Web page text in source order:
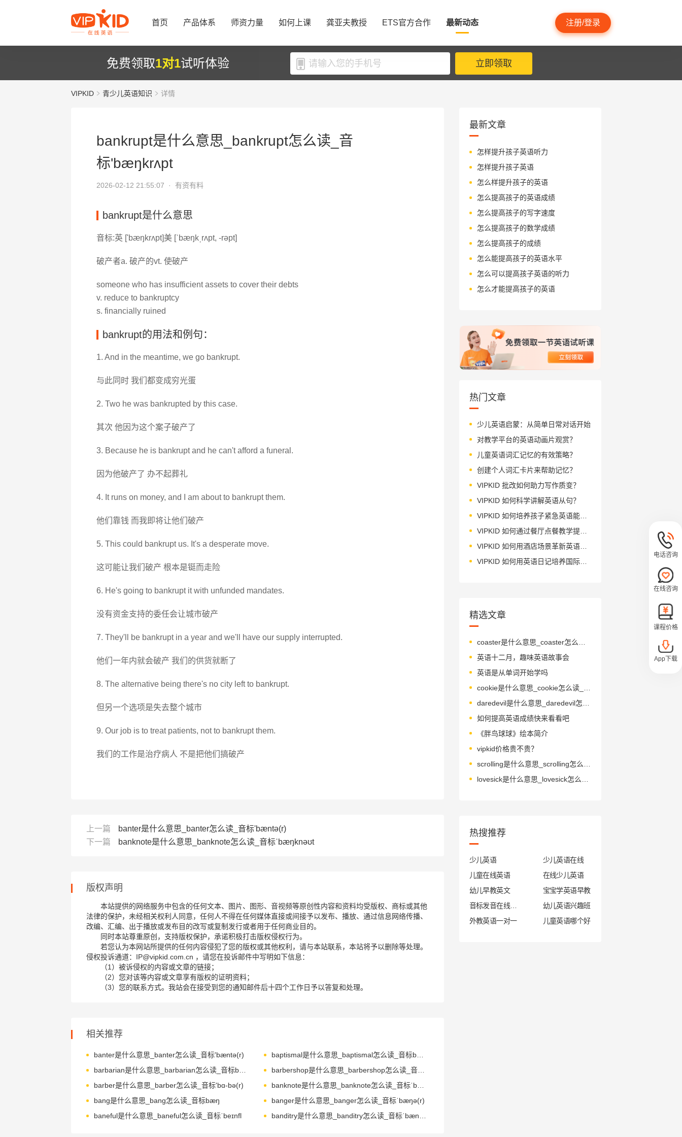
首页 产品体系 师资力量 如何上课 龚亚夫教授 ETS官方合作 最新动态 注册/登录
免费领取1对1试听体验 立即领取
VIPKID 青少儿英语知识 详情
bankrupt是什么意思_bankrupt怎么读_音
标'bæŋkrʌpt
2026-02-12 21:55:07 · 有资有料
bankrupt是什么意思
音标:英 ['bæŋkrʌpt]美 [ˈbæŋkˌrʌpt, -rəpt]
破产者a. 破产的vt. 使破产
someone who has insufficient assets to cover their debts
v. reduce to bankruptcy
s. financially ruined
bankrupt的用法和例句：
1. And in the meantime, we go bankrupt.
与此同时 我们都变成穷光蛋
2. Two he was bankrupted by this case.
其次 他因为这个案子破产了
3. Because he is bankrupt and he can't afford a funeral.
因为他破产了 办不起葬礼
4. It runs on money, and I am about to bankrupt them.
他们靠钱 而我即将让他们破产
5. This could bankrupt us. It's a desperate move.
这可能让我们破产 根本是铤而走险
6. He's going to bankrupt it with unfunded mandates.
没有资金支持的委任会让城市破产
7. They'll be bankrupt in a year and we'll have our supply interrupted.
他们一年内就会破产 我们的供货就断了
8. The alternative being there's no city left to bankrupt.
但另一个选项是失去整个城市
9. Our job is to treat patients, not to bankrupt them.
我们的工作是治疗病人 不是把他们搞破产
上一篇
banter是什么意思_banter怎么读_音标'bæntə(r)
下一篇
banknote是什么意思_banknote怎么读_音标ˈbæŋknəʊt
版权声明
本站提供的网络服务中包含的任何文本、图片、图形、音视频等原创性内容和资料均受版权、商标或其他
法律的保护，未经相关权利人同意，任何人不得在任何媒体直接或间接予以发布、播放、通过信息网络传播、
改编、汇编、出于播放或发布目的改写或复制发行或者用于任何商业目的。
同时本站尊重原创，支持版权保护，承诺积极打击版权侵权行为。
若您认为本网站所提供的任何内容侵犯了您的版权或其他权利，请与本站联系，本站将予以删除等处理。
侵权投诉通道：IP@vipkid.com.cn ，请您在投诉邮件中写明如下信息：
（1）被诉侵权的内容或文章的链接；
（2）您对该等内容或文章享有版权的证明资料；
（3）您的联系方式。我站会在接受到您的通知邮件后十四个工作日予以答复和处理。
相关推荐
banter是什么意思_banter怎么读_音标'bæntə(r)
baptismal是什么意思_baptismal怎么读_音标bæpˈtɪzməl
barbarian是什么意思_barbarian怎么读_音标bɑ-ˈbeərɪən
barbershop是什么意思_barbershop怎么读_音标ˈbɑ-bəʃɒp
barber是什么意思_barber怎么读_音标'bɑ-bə(r)
banknote是什么意思_banknote怎么读_音标ˈbæŋknəʊt
bang是什么意思_bang怎么读_音标bæŋ
banger是什么意思_banger怎么读_音标ˈbæŋə(r)
baneful是什么意思_baneful怎么读_音标ˈbeɪnfl
最新文章
怎样提升孩子英语听力
怎样提升孩子英语
怎么样提升孩子的英语
怎么提高孩子的英语成绩
怎么提高孩子的写字速度
怎么提高孩子的数学成绩
怎么提高孩子的成绩
怎么能提高孩子的英语水平
怎么可以提高孩子英语的听力
怎么才能提高孩子的英语
热门文章
少儿英语启蒙：从简单日常对话开始
对教学平台的英语动画片观赏？
儿童英语词汇记忆的有效策略？
创建个人词汇卡片来帮助记忆？
VIPKID 批改如何助力写作质变？
VIPKID 如何科学讲解英语从句？
VIPKID 如何培养孩子紧急英语能力？
VIPKID 如何通过餐厅点餐教学提升少儿英语应用能力？
VIPKID 如何用酒店场景革新英语教学？
VIPKID 如何用英语日记培养国际化人才？
精选文章
英语十二月，趣味英语故事会
英语是从单词开始学吗
如何提高英语成绩快来看看吧
《胖鸟球球》绘本简介
vipkid价格贵不贵？
热搜推荐
少儿英语
少儿英语在线
儿童在线英语
在线少儿英语
幼儿早教英文
宝宝学英语早教
幼儿英语兴趣班
外教英语一对一
儿童英语哪个好
电话咨询
在线咨询
课程价格
App下载